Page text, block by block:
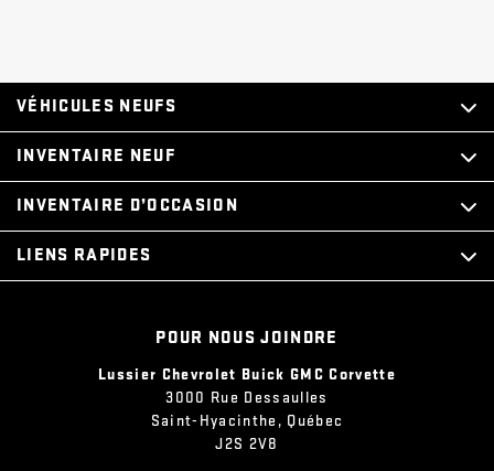
POUR NOUS JOINDRE
Lussier Chevrolet Buick GMC Corvette
3000 Rue Dessaulles
Saint-Hyacinthe , Québec
J2S 2V8
VÉHICULES NEUFS
INVENTAIRE NEUF
INVENTAIRE D’OCCASION
LIENS RAPIDES